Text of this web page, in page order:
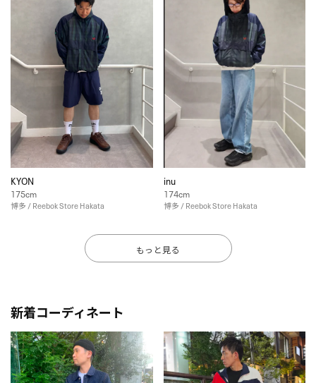
KYON
175cm
博多 / Reebok Store Hakata
inu
174cm
博多 / Reebok Store Hakata
もっと見る
新着コーディネート